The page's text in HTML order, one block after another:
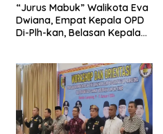
“Jurus Mabuk” Walikota Eva
Dwiana, Empat Kepala OPD
Di-Plh-kan, Belasan Kepala